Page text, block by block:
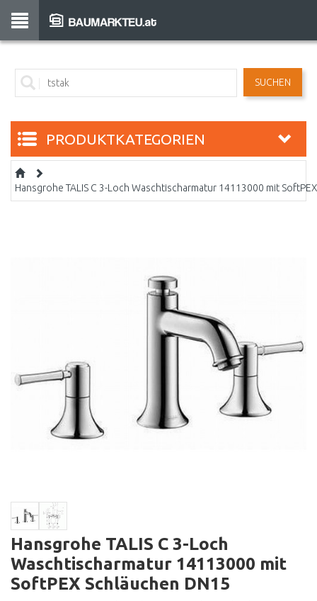
SUCHEN
PRODUKTKATEGORIEN
Hansgrohe TALIS C 3-Loch Waschtischarmatur 14113000 mit
Hansgrohe TALIS C 3-Loch
Waschtischarmatur 14113000 mit
SoftPEX Schläuchen DN15